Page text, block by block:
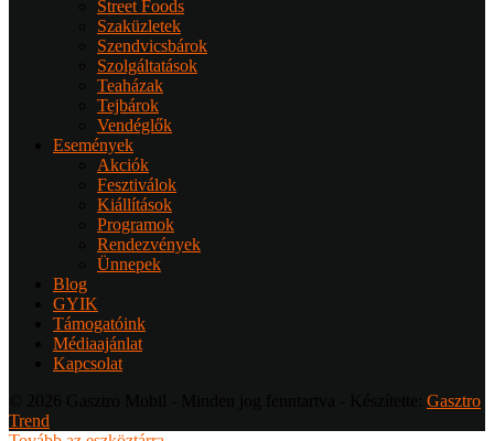
Street Foods
Szaküzletek
Szendvicsbárok
Szolgáltatások
Teaházak
Tejbárok
Vendéglők
Események
Akciók
Fesztiválok
Kiállítások
Programok
Rendezvények
Ünnepek
Blog
GYIK
Támogatóink
Médiaajánlat
Kapcsolat
Gasztro
Trend